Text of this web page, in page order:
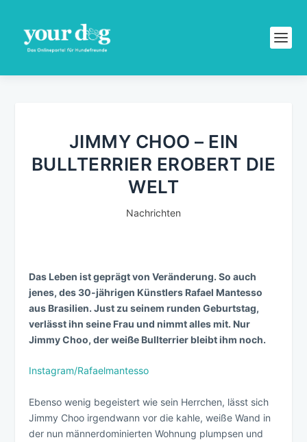
JIMMY CHOO – EIN
BULLTERRIER EROBERT DIE
WELT
Nachrichten
Das Leben ist geprägt von Veränderung. So auch
jenes, des 30-jährigen Künstlers Rafael Mantesso
aus Brasilien. Just zu seinem runden Geburtstag,
verlässt ihn seine Frau und nimmt alles mit. Nur
Jimmy Choo, der weiße Bullterrier bleibt ihm noch.
Instagram/Rafaelmantesso
Ebenso wenig begeistert wie sein Herrchen, lässt sich
Jimmy Choo irgendwann vor die kahle, weiße Wand in
der nun männerdominierten Wohnung plumpsen und